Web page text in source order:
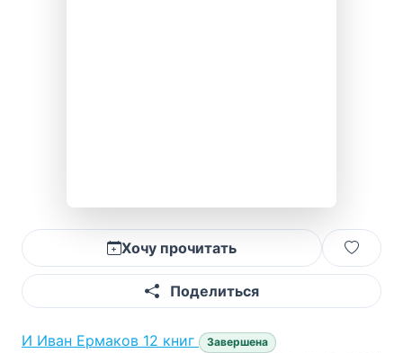
Хочу прочитать
Поделиться
И Иван Ермаков 12 книг Завершена